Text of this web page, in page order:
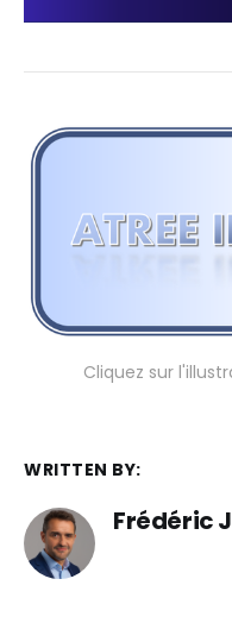
Cliquez sur
WRITTEN BY:
Frédéric